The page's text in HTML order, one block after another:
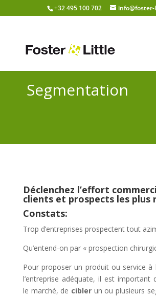
+32 495 100 702
Segmentation
Déclenchez l’effort
clients et prospects les plus
Constats:
Trop d’entreprises prospectent tout
Qu’entend-on par « prospection
Pour proposer un produit ou service à
l’entreprise adéquate, il est important
le marché, de ciblerun ou plusieurs